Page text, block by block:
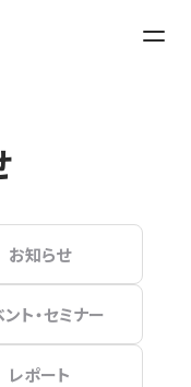
お知らせ
ント・セミナー
レポート